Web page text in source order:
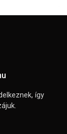
így